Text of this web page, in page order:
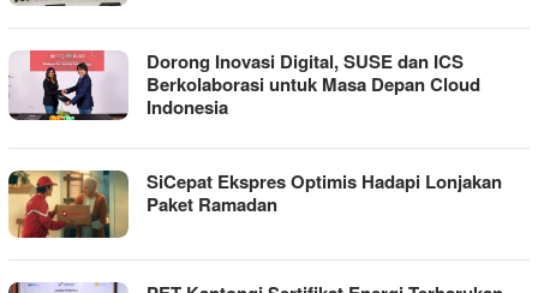
Dorong Inovasi Digital, SUSE dan ICS
Berkolaborasi untuk Masa Depan Cloud
Indonesia
SiCepat Ekspres Optimis Hadapi Lonjakan
Paket Ramadan